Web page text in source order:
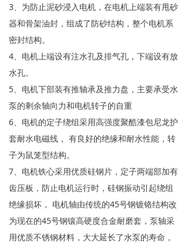
3、为防止泥砂浸入电机，在电机上端装有甩砂
器和骨架油封，组成了防砂结构，整个电机系
密封结构。
4、电机上端设有注水孔及排气孔，下端设有放
水孔。
5、电机下部装有推轴承及推力盘，主要承受水
泵的剩余轴向力和电机转子的自重
6、电机的定子绕组采用高强度聚酷漆包尼龙护
套耐水电磁线， 有良好的绝缘和耐水性能，转
子为鼠笼型结构。
7、电机铁心采用优质硅钢片，定子两端部加有
齿压板，防止电机运行时，硅钢振动引起绕组
绝缘损坏， 电机轴由传统的45号钢镀铬结构改
为现在的45号钢镶高硬度合金耐磨套，泵轴采
用优质不锈钢材料，大大延长了水泵的寿命，